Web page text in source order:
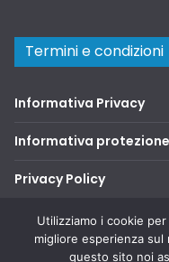
Termini e condizioni
Informativa Privacy
Informativa
Privacy Policy
Terms and Conditions
Utilizziamo i cookie
migliore esperienza
questo sito noi